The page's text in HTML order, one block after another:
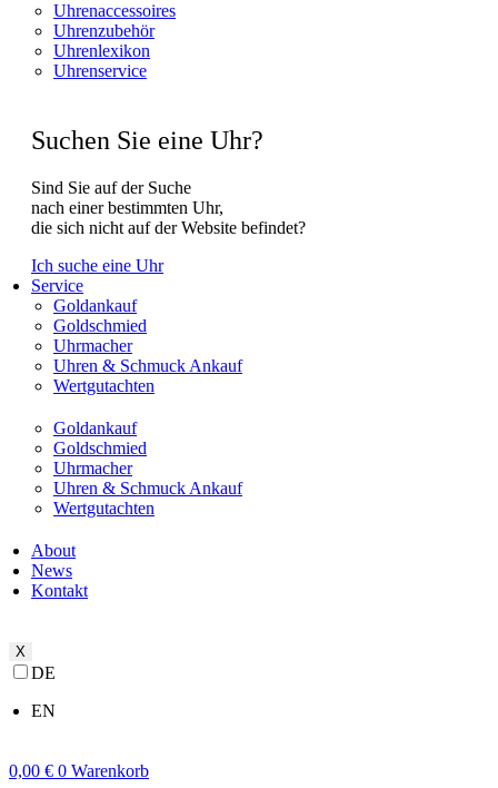
Uhrenaccessoires
Uhrenzubehör
Uhrenlexikon
Uhrenservice
Suchen Sie eine Uhr?
Sind Sie auf der Suche
nach einer bestimmten Uhr,
die sich nicht auf der Website befindet?
Ich suche eine Uhr
Service
Goldankauf
Goldschmied
Uhrmacher
Uhren & Schmuck Ankauf
Wertgutachten
Goldankauf
Goldschmied
Uhrmacher
Uhren & Schmuck Ankauf
Wertgutachten
About
News
Kontakt
X
DE
EN
0,00 € 0 Warenkorb